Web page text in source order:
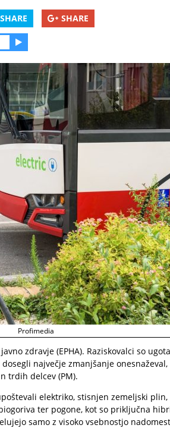
SHARE SHARE
Profimedia
zdravje (EPHA). Raziskovalci so
največje zmanjšanje
trdih delcev (PM).
elektriko, stisnjen zemeljski
ter pogone, kot so priključna
samo z visoko vsebnostjo